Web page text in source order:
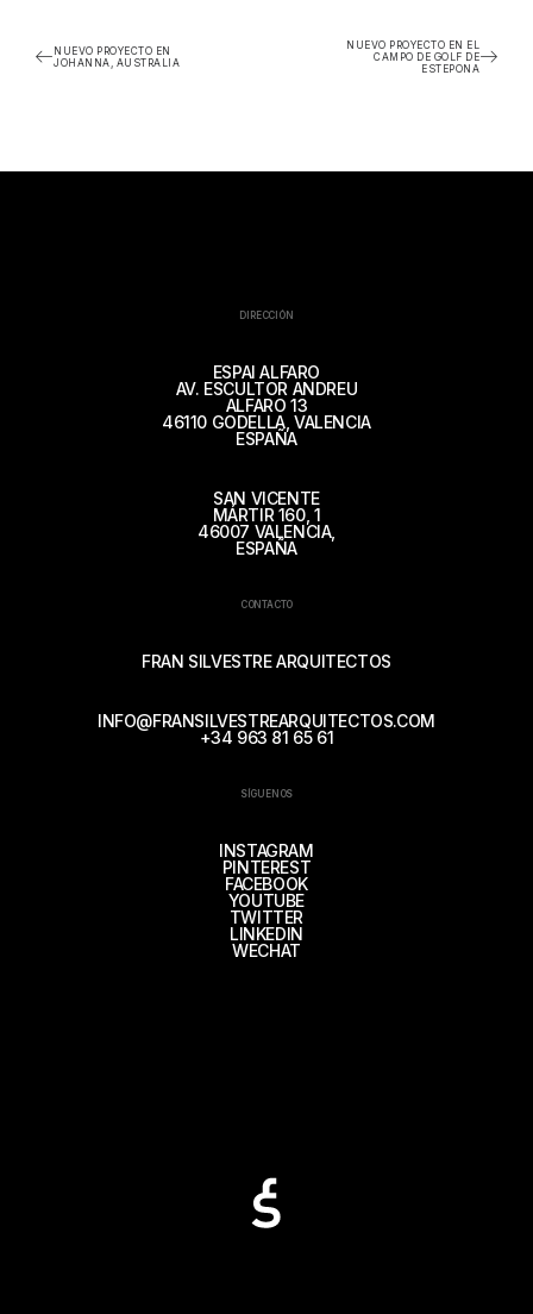
NUEVO PROYECTO EN
JOHANNA, AUSTRALIA
NUEVO PROYECTO EN EL
CAMPO DE GOLF DE
ESTEPONA
DIRECCIÓN
ESPAI ALFARO
AV. ESCULTOR ANDREU
ALFARO 13
46110 GODELLA, VALENCIA
ESPAÑA
SAN VICENTE
MÁRTIR 160, 1
46007 VALENCIA,
ESPAÑA
CONTACTO
FRAN SILVESTRE ARQUITECTOS
INFO@FRANSILVESTREARQUITECTOS.COM
+34 963 81 65 61
SÍGUENOS
INSTAGRAM
PINTEREST
FACEBOOK
YOUTUBE
TWITTER
LINKEDIN
WECHAT